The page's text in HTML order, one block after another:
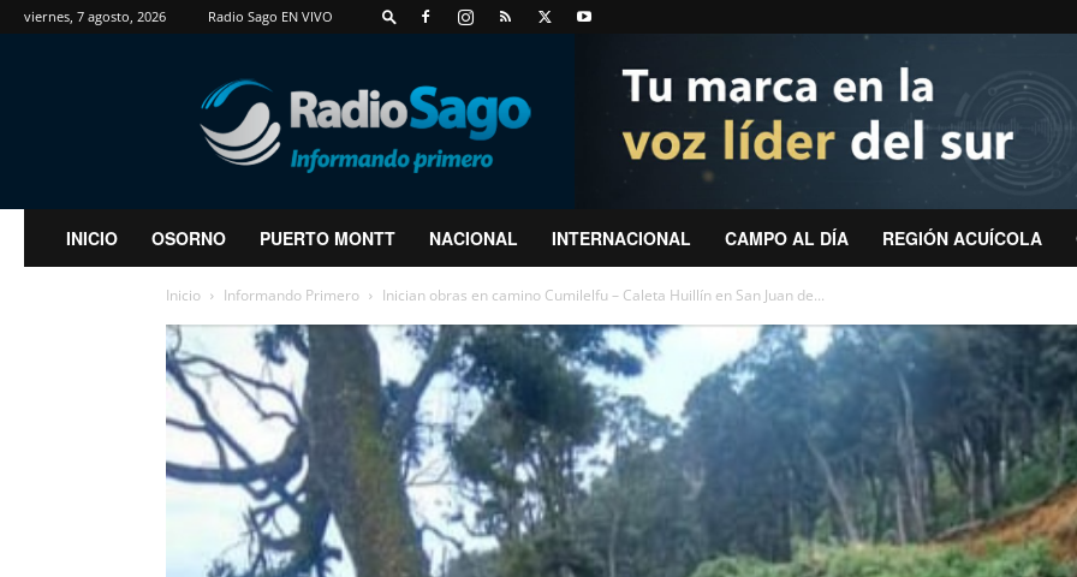
viernes, 7 agosto, 2026 Radio Sago EN VIVO
RadioSago
INICIO OSORNO PUERTO MONTT NACIONAL INTERNACIONAL CAMPO AL DÍA REGIÓN ACUÍCOLA
Inicio Informando Primero Inician obras en camino Cumilelfu – Caleta Huillín en San Juan de...